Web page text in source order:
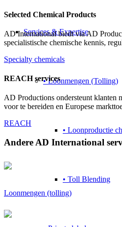
Services & Expertise
• Loonmengen (Tolling)
• Loonproductie
• Toll Blending
Selected Chemical Products
AD International biedt via AD
specialistische chemische kennis,
Specialty chemicals
REACH services
AD Productions ondersteunt klanten
voor te bereiden en Europese
REACH
Andere AD International
Loonmengen (tolling)